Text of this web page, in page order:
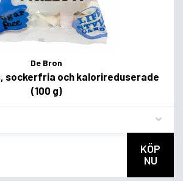
De Bron
sockerfria och kalorireduserade
(100 g)
KÖP
NU